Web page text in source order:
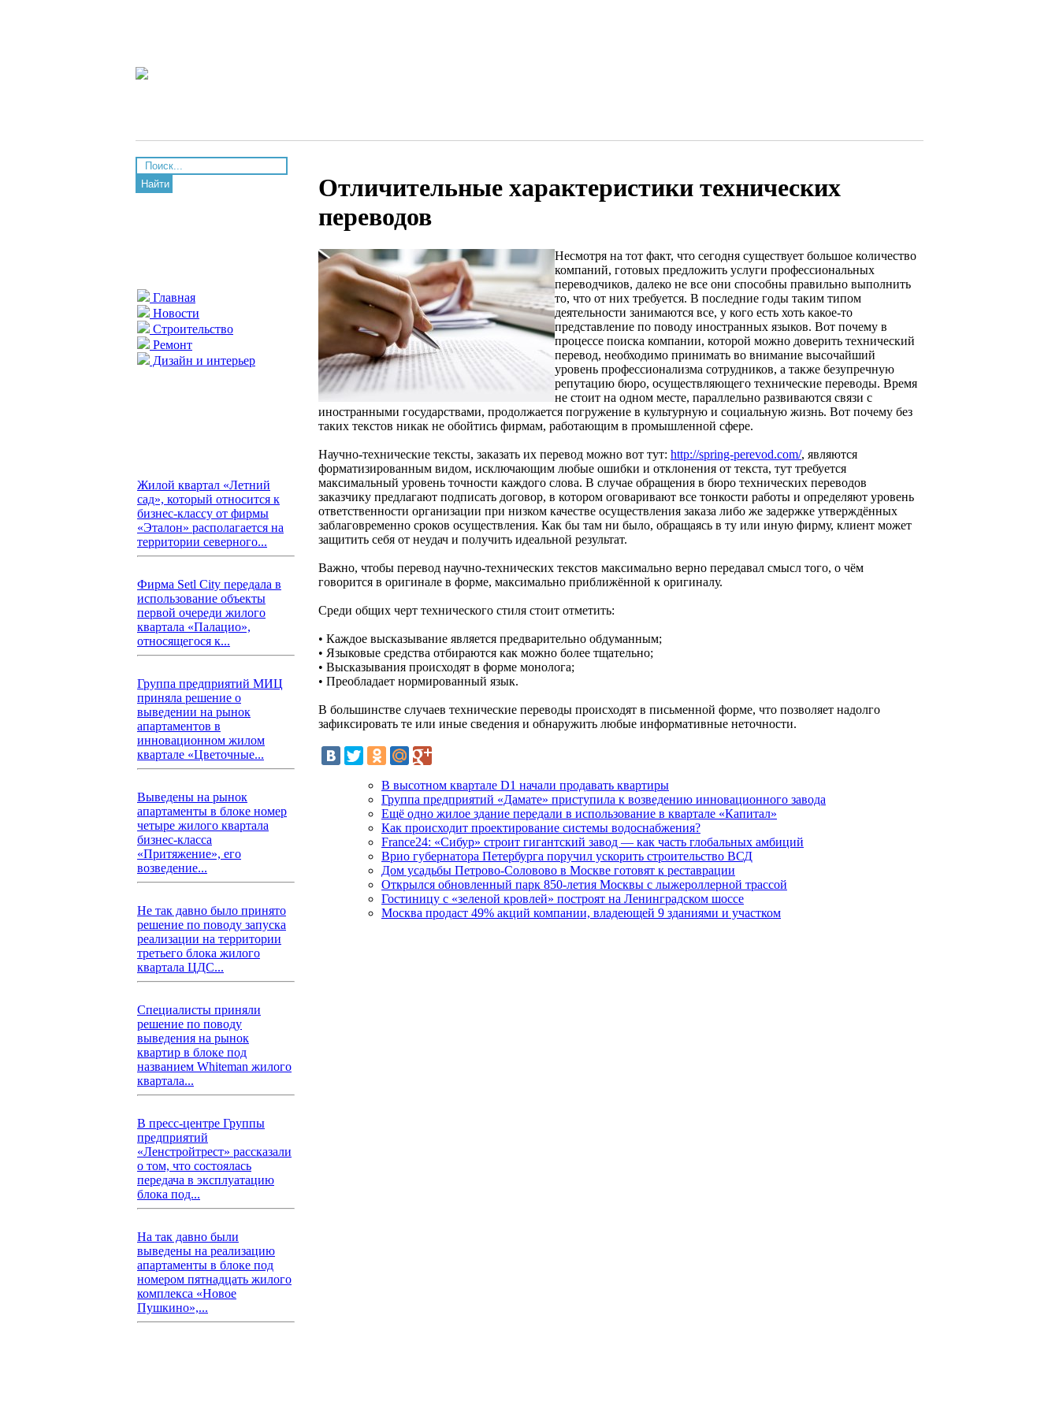
Найти
Главная
Новости
Строительство
Ремонт
Дизайн и интерьер
Жилой квартал «Летний
сад», который относится к
бизнес-классу от фирмы
«Эталон» располагается на
территории северного...
Фирма Setl City передала в
использование объекты
первой очереди жилого
квартала «Палацио»,
относящегося к...
Группа предприятий МИЦ
приняла решение о
выведении на рынок
апартаментов в
инновационном жилом
квартале «Цветочные...
Выведены на рынок
апартаменты в блоке номер
четыре жилого квартала
бизнес-класса
«Притяжение», его
возведение...
Не так давно было принято
решение по поводу запуска
реализации на территории
третьего блока жилого
квартала ЦДС...
Специалисты приняли
решение по поводу
выведения на рынок
квартир в блоке под
названием Whiteman жилого
квартала...
В пресс-центре Группы
предприятий
«Ленстройтрест» рассказали
о том, что состоялась
передача в эксплуатацию
блока под...
На так давно были
выведены на реализацию
апартаменты в блоке под
номером пятнадцать жилого
комплекса «Новое
Пушкино»,...
Отличительные характеристики технических
переводов
Несмотря на тот факт, что сегодня существует большое количество
компаний, готовых предложить услуги профессиональных
переводчиков, далеко не все они способны правильно выполнить
то, что от них требуется. В последние годы таким типом
деятельности занимаются все, у кого есть хоть какое-то
представление по поводу иностранных языков. Вот почему в
процессе поиска компании, которой можно доверить технический
перевод, необходимо принимать во внимание высочайший
уровень профессионализма сотрудников, а также безупречную
репутацию бюро, осуществляющего технические переводы. Время
не стоит на одном месте, параллельно развиваются связи с
иностранными государствами, продолжается погружение в культурную и социальную жизнь. Вот почему без
таких текстов никак не обойтись фирмам, работающим в промышленной сфере.
Научно-технические тексты, заказать их перевод можно вот тут: http://spring-perevod.com/, являются
форматизированным видом, исключающим любые ошибки и отклонения от текста, тут требуется
максимальный уровень точности каждого слова. В случае обращения в бюро технических переводов
заказчику предлагают подписать договор, в котором оговаривают все тонкости работы и определяют уровень
ответственности организации при низком качестве осуществления заказа либо же задержке утверждённых
заблаговременно сроков осуществления. Как бы там ни было, обращаясь в ту или иную фирму, клиент может
защитить себя от неудач и получить идеальной результат.
Важно, чтобы перевод научно-технических текстов максимально верно передавал смысл того, о чём
говорится в оригинале в форме, максимально приближённой к оригиналу.
Среди общих черт технического стиля стоит отметить:
• Каждое высказывание является предварительно обдуманным;
• Языковые средства отбираются как можно более тщательно;
• Высказывания происходят в форме монолога;
• Преобладает нормированный язык.
В большинстве случаев технические переводы происходят в письменной форме, что позволяет надолго
зафиксировать те или иные сведения и обнаружить любые информативные неточности.
В высотном квартале D1 начали продавать квартиры
Группа предприятий «Дамате» приступила к возведению инновационного завода
Ещё одно жилое здание передали в использование в квартале «Капитал»
Как происходит проектирование системы водоснабжения?
France24: «Сибур» строит гигантский завод — как часть глобальных амбиций
Врио губернатора Петербурга поручил ускорить строительство ВСД
Дом усадьбы Петрово-Соловово в Москве готовят к реставрации
Открылся обновленный парк 850-летия Москвы с лыжероллерной трассой
Гостиницу с «зеленой кровлей» построят на Ленинградском шоссе
Москва продаст 49% акций компании, владеющей 9 зданиями и участком